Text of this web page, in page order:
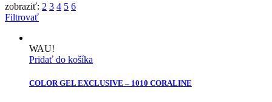
zobraziť: 2 3 4 5 6
Filtrovať
WAU!
Pridať do košíka
COLOR GEL EXCLUSIVE – 1010 CORALINE